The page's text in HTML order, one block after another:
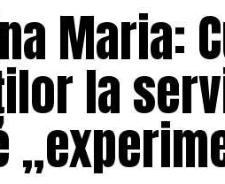
Maria:
la